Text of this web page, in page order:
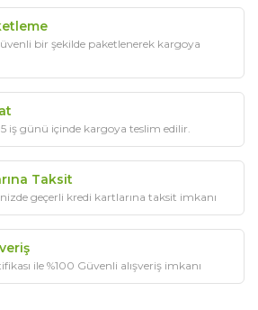
bir şekilde paketlenerek kargoya
iş günü içinde kargoya teslim edilir.
Taksit
geçerli kredi kartlarına taksit imkanı
ile %100 Güvenli alışveriş imkanı